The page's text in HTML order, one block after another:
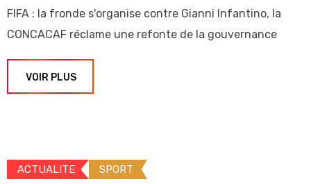
FIFA : la fronde s'organise contre Gianni Infantino, la
CONCACAF réclame une refonte de la gouvernance
VOIR PLUS
ACTUALITE SPORT